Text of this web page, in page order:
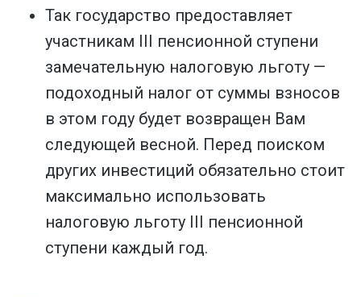
Так государство предоставляет
участникам III пенсионной ступени
замечательную налоговую льготу —
подоходный налог от суммы взносов
в этом году будет возвращен Вам
следующей весной. Перед поиском
других инвестиций обязательно стоит
максимально использовать
налоговую льготу III пенсионной
ступени каждый год.